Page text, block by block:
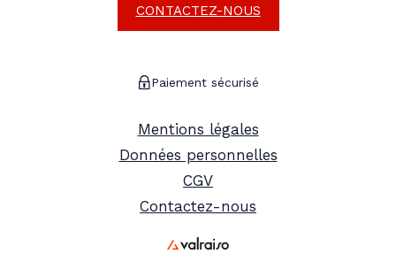
CONTACTEZ-NOUS
Paiement sécurisé
Mentions légales
Données personnelles
CGV
Contactez-nous